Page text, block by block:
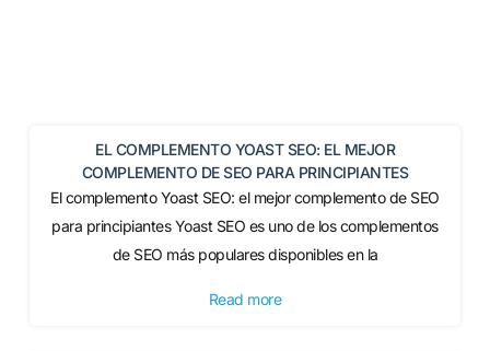
EL COMPLEMENTO YOAST SEO: EL MEJOR
COMPLEMENTO DE SEO PARA PRINCIPIANTES
El complemento Yoast SEO: el mejor complemento de SEO
para principiantes Yoast SEO es uno de los complementos
de SEO más populares disponibles en la
Read more